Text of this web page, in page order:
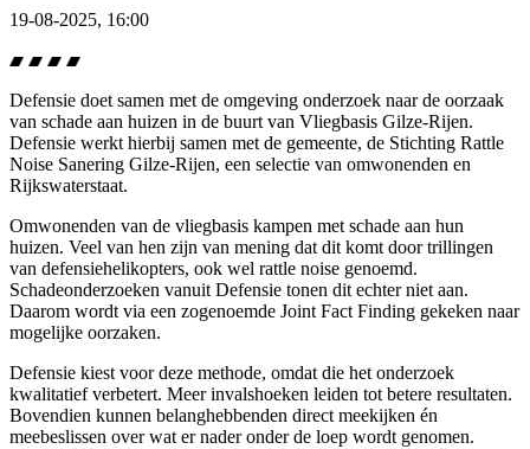
19-08-2025, 16:00
Defensie doet samen met de omgeving onderzoek naar de oorzaak
van schade aan huizen in de buurt van Vliegbasis Gilze-Rijen.
Defensie werkt hierbij samen met de gemeente, de Stichting Rattle
Noise Sanering Gilze-Rijen, een selectie van omwonenden en
Rijkswaterstaat.
Omwonenden van de vliegbasis kampen met schade aan hun
huizen. Veel van hen zijn van mening dat dit komt door trillingen
van defensiehelikopters, ook wel rattle noise genoemd.
Schadeonderzoeken vanuit Defensie tonen dit echter niet aan.
Daarom wordt via een zogenoemde Joint Fact Finding gekeken naar
mogelijke oorzaken.
Defensie kiest voor deze methode, omdat die het onderzoek
kwalitatief verbetert. Meer invalshoeken leiden tot betere resultaten.
Bovendien kunnen belanghebbenden direct meekijken én
meebeslissen over wat er nader onder de loep wordt genomen.